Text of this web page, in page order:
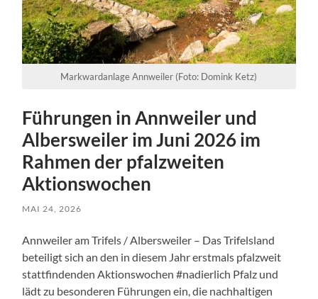
Markwardanlage Annweiler (Foto: Domink Ketz)
Führungen in Annweiler und
Albersweiler im Juni 2026 im
Rahmen der pfalzweiten
Aktionswochen
MAI 24, 2026
Annweiler am Trifels / Albersweiler – Das Trifelsland
beteiligt sich an den in diesem Jahr erstmals pfalzweit
stattfindenden Aktionswochen #nadierlich Pfalz und
lädt zu besonderen Führungen ein, die nachhaltigen